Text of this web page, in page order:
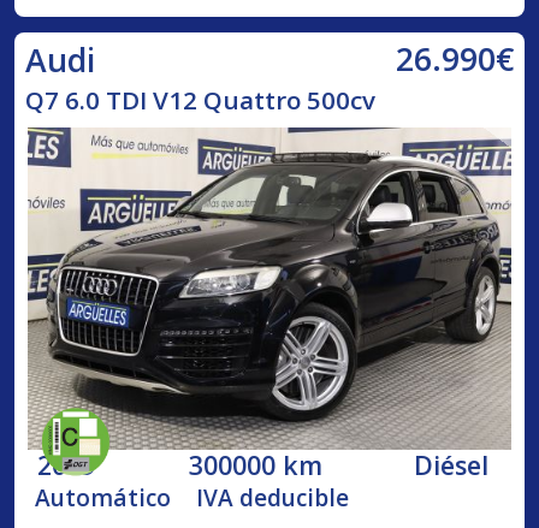
Audi 26.990€
Q7 6.0 TDI V12 Quattro 500cv
2009 300000 km Diésel
Automático IVA deducible